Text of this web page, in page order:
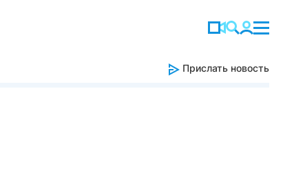
Прислать новость